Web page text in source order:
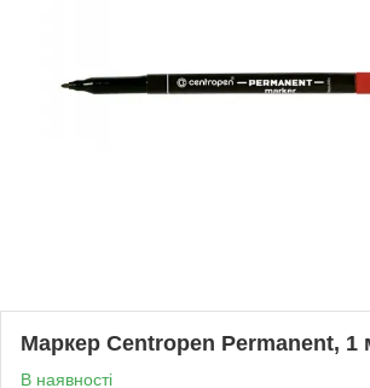
Маркер Centropen Permanent, 1
В наявності